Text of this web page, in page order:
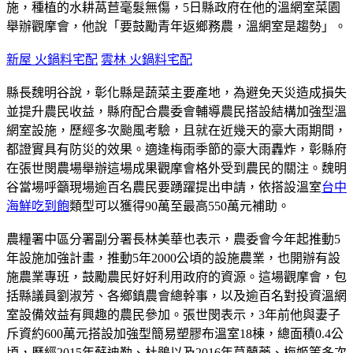
施，種植的水耕萵苣毫髮無傷，5日縣政府在他的溫網室菜園
舉辦觀摩會，他說「要鼓勵青年返鄉務農，溫網室是趨勢」。
新屋 火鍋料宅配 雲林 火鍋料宅配
縣長魏明谷說，彰化縣是蔬菜主要產地，為避免天災造成損失
並提升農民收益，縣府配合農委會輔導農民搭設結構加強型溫
網室設施，歷經多次颱風考驗，且就在近幾天的豪大雨期間，
都證實具有防災的效果。適逢梅雨季節的豪大雨轟炸，彰縣府
在張世閔農場舉辦這場成果觀摩會格外受到農民的關注。魏明
谷當場呼籲現場逾百名農民要踴躍提出申請，依搭設溫室台中
海鮮吃到飽類型可以獲得90萬至最高550萬元補助。
農糧署中區分署副分署長林美華也表示，農委會今年起推動5
年設施加強計畫，推動5年2000公頃的設施農業，也開辦有設
施農業專班，鼓勵農民好好利用政府的資源。這場觀摩會，包
括縣議員劉淑芳、各鄉鎮農會總幹事，以及逾百名對投資溫網
室設備效益有興趣的農民參加。張世閔表示，3年前他與妻子
斥資約600萬元搭設加強型簡易塑膠布溫室18棟，總面積0.4公